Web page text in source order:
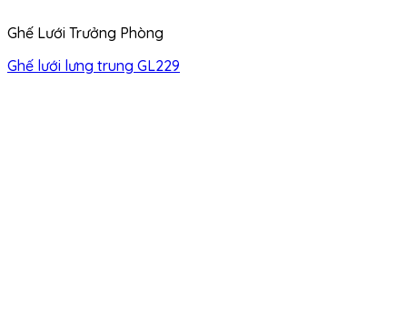
Ghế Lưới Trưởng Phòng
Ghế lưới lưng trung GL229